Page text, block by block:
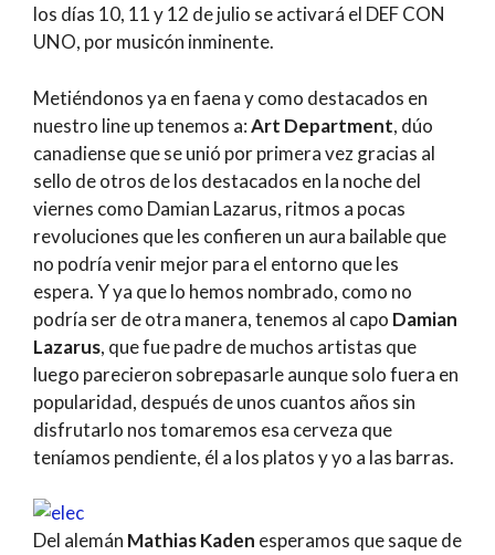
los días 10, 11 y 12 de julio se activará el DEF CON
UNO, por musicón inminente.
Metiéndonos ya en faena y como destacados en
nuestro line up tenemos a:Art Department, dúo
canadiense que se unió por primera vez gracias al
sello de otros de los destacados en la noche del
viernes como Damian Lazarus, ritmos a pocas
revoluciones que les confieren un aura bailable que
no podría venir mejor para el entorno que les
espera. Y ya que lo hemos nombrado, como no
podría ser de otra manera, tenemos al capo Damian
Lazarus, que fue padre de muchos artistas que
luego parecieron sobrepasarle aunque solo fuera en
popularidad, después de unos cuantos años sin
disfrutarlo nos tomaremos esa cerveza que
teníamos pendiente, él a los platos y yo a las barras.
Del alemán Mathias Kaden esperamos que saque de